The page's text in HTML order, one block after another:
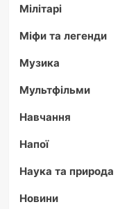
Мілітарі
Міфи та легенди
Музика
Мультфільми
Навчання
Напої
Наука та природа
Новини